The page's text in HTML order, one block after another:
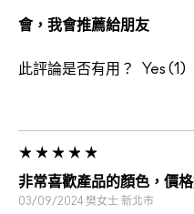
會，我會推薦給朋友
此評論是否有用？ 1
非常喜歡產品的顏色，價格
03/09/2024 樊女士 新北市